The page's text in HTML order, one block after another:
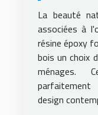
époxy
La beauté
associées à
résine époxy
bois un choix
ménages.
design